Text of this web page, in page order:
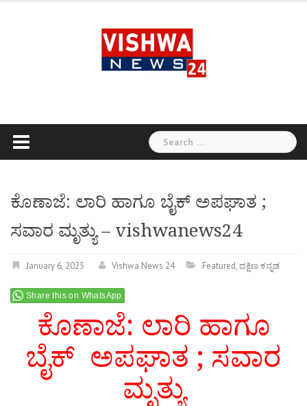
Search
for:
ಕೊಣಾಜೆ: ಲಾರಿ ಹಾಗೂ ಬೈಕ್ ಅಪಘಾತ ;
ಸವಾರ ಮೃತ್ಯು – vishwanews24
January 6, 2025 Vishwa News 24 Featured,ದಕ್ಷಿಣ ಕನ್ನಡ
Share this on WhatsApp
ಕೊಣಾಜೆ: ಲಾರಿ ಹಾಗೂ
ಬೈಕ್ ಅಪಘಾತ ; ಸವಾರ
ಮೃತ್ಯು